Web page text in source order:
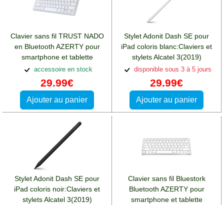
Clavier sans fil TRUST NADO
en Bluetooth AZERTY pour
smartphone et tablette
Android
accessoire en stock
29.99€
Ajouter au panier
Stylet Adonit Dash SE pour
iPad coloris blanc:Claviers et
stylets Alcatel 3(2019)
disponible sous 3 à 5 jours
29.99€
Ajouter au panier
Stylet Adonit Dash SE pour
iPad coloris noir:Claviers et
stylets Alcatel 3(2019)
Clavier sans fil Bluestork
Bluetooth AZERTY pour
smartphone et tablette